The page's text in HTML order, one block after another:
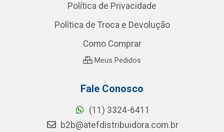
Política de Privacidade
Política de Troca e Devolução
Como Comprar
Meus Pedidos
Fale Conosco
(11) 3324-6411
b2b@atefdistribuidora.com.br